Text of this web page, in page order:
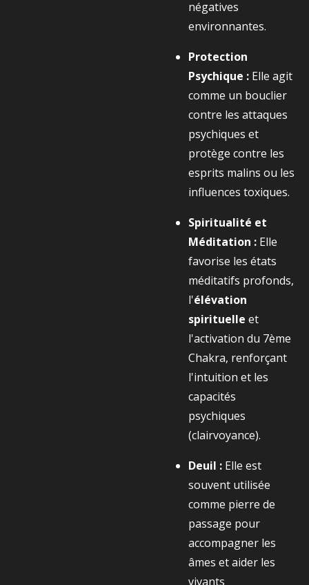
négatives
environnantes.
Protection
Psychique : Elle agit
comme un bouclier
contre les attaques
psychiques et
protège contre les
esprits malins ou les
influences toxiques.
Spiritualité et
Méditation : Elle
favorise les états
méditatifs profonds,
l'élévation
spirituelle et
l'activation du 7ème
Chakra, renforçant
l'intuition et les
capacités
psychiques
(clairvoyance).
Deuil : Elle est
souvent utilisée
comme pierre de
passage pour
accompagner les
âmes et aider les
vivants